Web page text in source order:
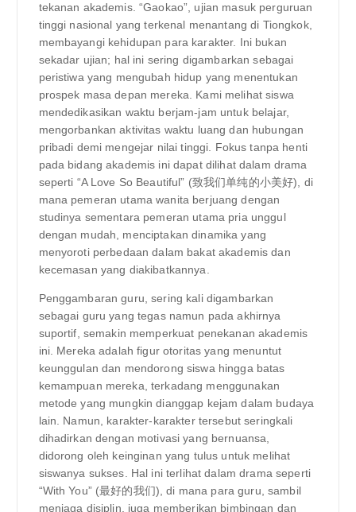
tekanan akademis. “Gaokao”, ujian masuk perguruan
tinggi nasional yang terkenal menantang di Tiongkok,
membayangi kehidupan para karakter. Ini bukan
sekadar ujian; hal ini sering digambarkan sebagai
peristiwa yang mengubah hidup yang menentukan
prospek masa depan mereka. Kami melihat siswa
mendedikasikan waktu berjam-jam untuk belajar,
mengorbankan aktivitas waktu luang dan hubungan
pribadi demi mengejar nilai tinggi. Fokus tanpa henti
pada bidang akademis ini dapat dilihat dalam drama
seperti “A Love So Beautiful” (致我们单纯的小美好), di
mana pemeran utama wanita berjuang dengan
studinya sementara pemeran utama pria unggul
dengan mudah, menciptakan dinamika yang
menyoroti perbedaan dalam bakat akademis dan
kecemasan yang diakibatkannya.
Penggambaran guru, sering kali digambarkan
sebagai guru yang tegas namun pada akhirnya
suportif, semakin memperkuat penekanan akademis
ini. Mereka adalah figur otoritas yang menuntut
keunggulan dan mendorong siswa hingga batas
kemampuan mereka, terkadang menggunakan
metode yang mungkin dianggap kejam dalam budaya
lain. Namun, karakter-karakter tersebut seringkali
dihadirkan dengan motivasi yang bernuansa,
didorong oleh keinginan yang tulus untuk melihat
siswanya sukses. Hal ini terlihat dalam drama seperti
“With You” (最好的我们), di mana para guru, sambil
menjaga disiplin, juga memberikan bimbingan dan